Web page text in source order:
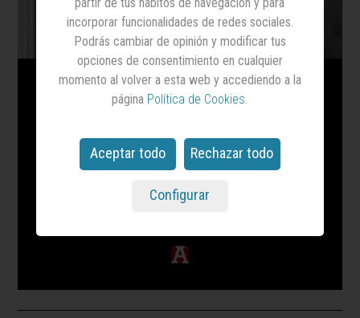
No tenemos nip*** idea
Un artículo de Elvis Santos, 'chief PR & influence
officer' de Ogilvy Spain, para 'Anuncios'
incorporar funcionalidades de redes sociales.
Podrás cambiar de opinión y modificar tus
opciones de consentimiento en cualquier
momento al volver a esta web y accediendo a la
página Política de Cookies
Aceptar todo Rechazar todo
Configurar